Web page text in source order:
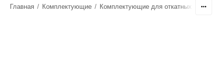
Главная / Комплектующие / Комплектующие для откатных ворот